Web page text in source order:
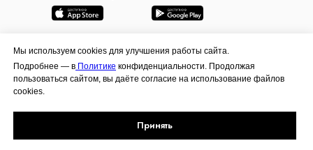
Мы используем cookies для улучшения работы сайта.
Подробнее — в Политике конфиденциальности. Продолжая
пользоваться сайтом, вы даёте согласие на использование файлов
cookies.
Принять